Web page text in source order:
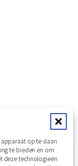
op te slaan
te bieden en om
deze technologieën
onze partners